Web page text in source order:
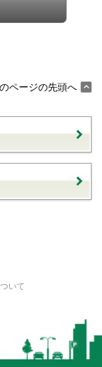
ページの先頭へ
いて